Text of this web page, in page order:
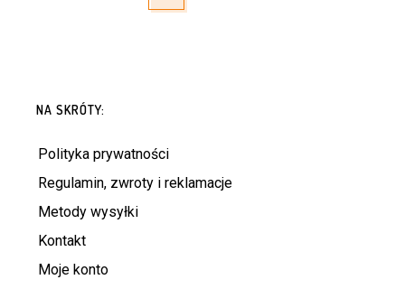
NA SKRÓTY:
Polityka prywatności
Regulamin, zwroty i reklamacje
Metody wysyłki
Kontakt
Moje konto